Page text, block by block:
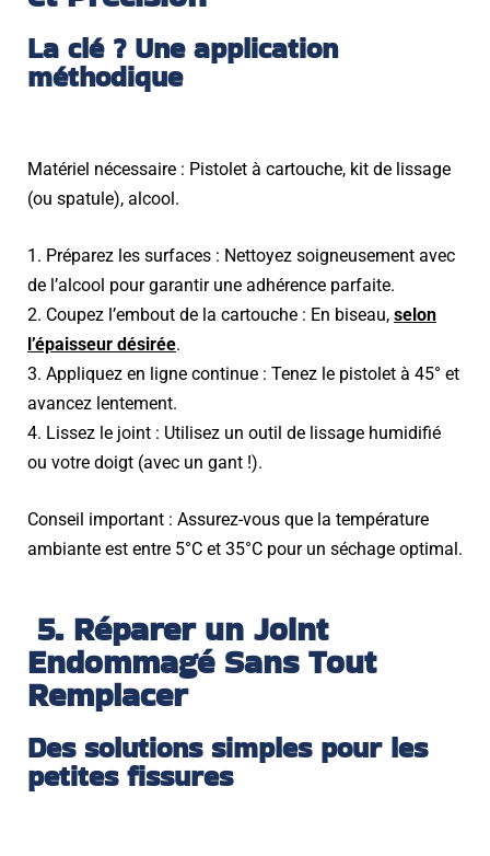
La clé ? Une application
méthodique
Matériel nécessaire : Pistolet à cartouche, kit de lissage
(ou spatule), alcool.
1. Préparez les surfaces : Nettoyez soigneusement avec
de l’alcool pour garantir une adhérence parfaite.
2. Coupez l’embout de la cartouche : En biseau, selon
l’épaisseur désirée.
3. Appliquez en ligne continue : Tenez le pistolet à 45° et
avancez lentement.
4. Lissez le joint : Utilisez un outil de lissage humidifié
ou votre doigt (avec un gant !).
Conseil important : Assurez-vous que la température
ambiante est entre 5°C et 35°C pour un séchage optimal.
5. Réparer un Joint
Endommagé Sans Tout
Remplacer
Des solutions simples pour les
petites fissures